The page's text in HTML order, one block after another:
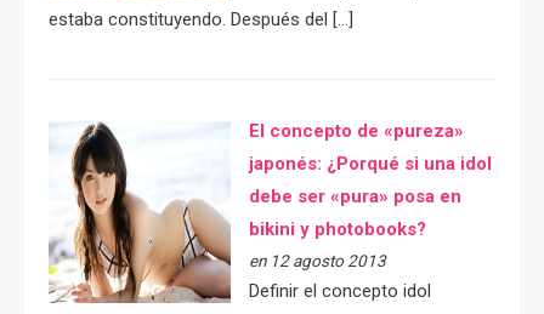
estaba constituyendo. Después del […]
El concepto de «pureza»
japonés: ¿Porqué si una idol
debe ser «pura» posa en
bikini y photobooks?
en 12 agosto 2013
Definir el concepto idol